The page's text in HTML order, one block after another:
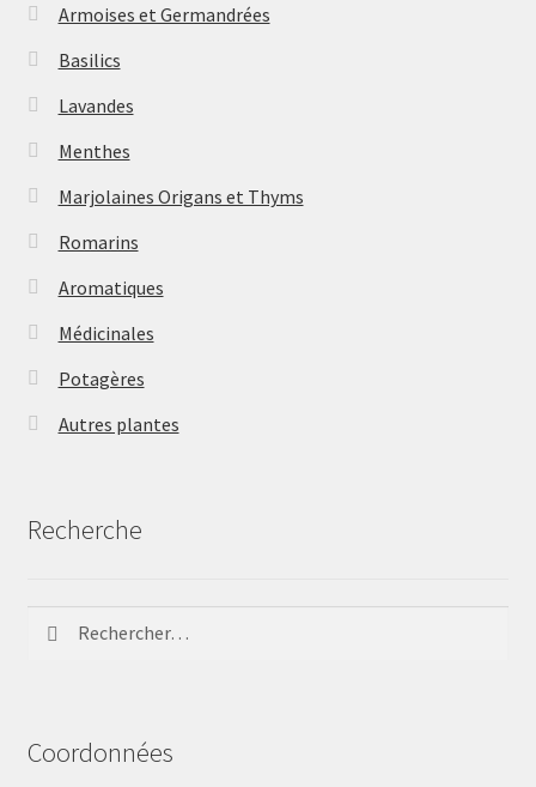
Armoises et Germandrées
Basilics
Lavandes
Menthes
Marjolaines Origans et Thyms
Romarins
Aromatiques
Médicinales
Potagères
Autres plantes
Recherche
Coordonnées